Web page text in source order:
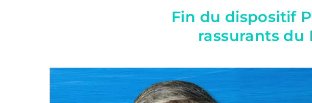
Fin du dispositif
rassurants du